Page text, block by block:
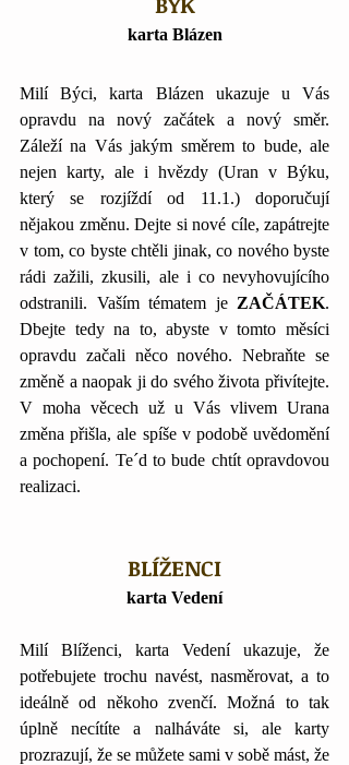
karta Blázen
Milí Býci, karta Blázen ukazuje u Vás
opravdu na nový začátek a nový směr.
Záleží na Vás jakým směrem to bude, ale
nejen karty, ale i hvězdy (Uran v Býku,
který se rozjíždí od 11.1.) doporučují
nějakou změnu. Dejte si nové cíle, zapátrejte
v tom, co byste chtěli jinak, co nového byste
rádi zažili, zkusili, ale i co nevyhovujícího
odstranili. Vaším tématem je ZAČÁTEK.
Dbejte tedy na to, abyste v tomto měsíci
opravdu začali něco nového. Nebraňte se
změně a naopak ji do svého života přivítejte.
V moha věcech už u Vás vlivem Urana
změna přišla, ale spíše v podobě uvědomění
a pochopení. Te´d to bude chtít opravdovou
realizaci.
BLÍŽENCI
karta Vedení
Milí Blíženci, karta Vedení ukazuje, že
potřebujete trochu navést, nasměrovat, a to
ideálně od někoho zvenčí. Možná to tak
úplně necítíte a nalháváte si, ale karty
prozrazují, že se můžete sami v sobě mást, že